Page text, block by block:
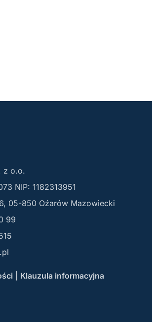
z o.o.
NIP: 1182313951
05-850 Oźarów Mazowiecki
99
| Klauzula informacyjna